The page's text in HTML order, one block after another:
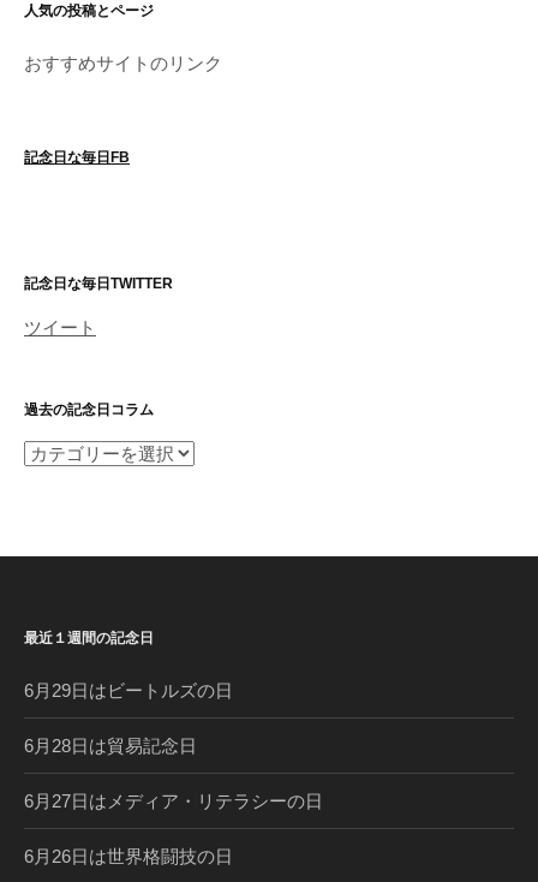
人気の投稿とページ
おすすめサイトのリンク
記念日な毎日FB
記念日な毎日TWITTER
ツイート
過去の記念日コラム
過
コ
ム
最近１週間の記念日
6月29日はビートルズの日
6月28日は貿易記念日
6月27日はメディア・リテラシーの日
6月26日は世界格闘技の日